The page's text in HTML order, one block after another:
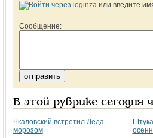
или введите
Сообщение:
В этой рубрике сегодня
Чкаловский встретил Деда
морозом